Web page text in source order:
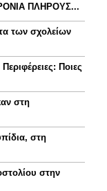
ΠΛΗΡΟΥΣ...
των σχολείων
Ποιες
στη
στη
στην